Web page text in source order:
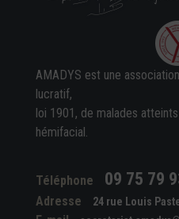
AMADYS est une
lucratif,
loi 1901, de malades
hémifacial.
Téléphone 09 75 79
Adresse 24 rue Louis